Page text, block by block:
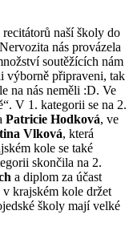
naší školy do
nás provázela
soutěžících nám
výborně připraveni, tak
na nás neměli :D. Ve
V 1. kategorii se na 2.
Patricie Hodková, ve
Vlková, která
kole se také
skončila na 2.
a diplom za účast
krajském kole držet
školy mají velké